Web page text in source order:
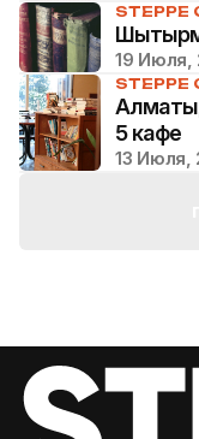
STEPPE
19 Июля,
STEPPE
5 кафе
13 Июля,